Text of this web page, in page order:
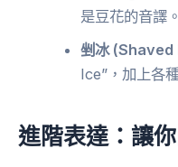
是豆花的音譯。
剉冰 (Shaved
Ice”，加上各
進階表達：讓